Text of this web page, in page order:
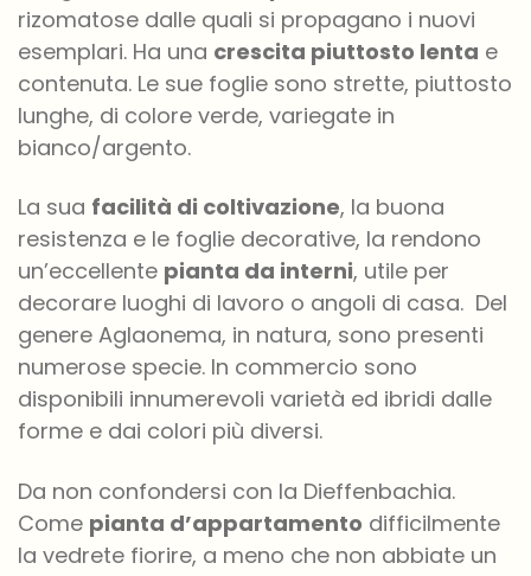
rizomatose dalle quali si propagano i nuovi
esemplari. Ha una crescita piuttosto lenta e
contenuta. Le sue foglie sono strette, piuttosto
lunghe, di colore verde, variegate in
bianco/argento.
La sua facilità di coltivazione, la buona
resistenza e le foglie decorative, la rendono
un’eccellente pianta da interni, utile per
decorare luoghi di lavoro o angoli di casa. Del
genere Aglaonema, in natura, sono presenti
numerose specie. In commercio sono
disponibili innumerevoli varietà ed ibridi dalle
forme e dai colori più diversi.
Da non confondersi con la Dieffenbachia.
Come pianta d’appartamento difficilmente
la vedrete fiorire, a meno che non abbiate un